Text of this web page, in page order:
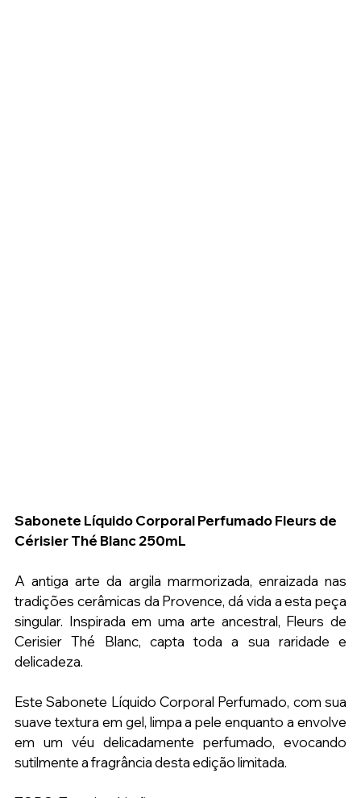
Sabonete Líquido Corporal Perfumado Fleurs de
Cérisier Thé Blanc 250mL
A antiga arte da argila marmorizada, enraizada nas
tradições cerâmicas da Provence, dá vida a esta peça
singular. Inspirada em uma arte ancestral, Fleurs de
Cerisier Thé Blanc, capta toda a sua raridade e
delicadeza.
Este Sabonete Líquido Corporal Perfumado, com sua
suave textura em gel, limpa a pele enquanto a envolve
em um véu delicadamente perfumado, evocando
sutilmente a fragrância desta edição limitada.